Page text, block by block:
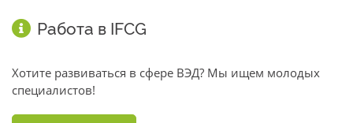
Работа в IFCG
Хотите развиваться в сфере ВЭД? Мы ищем молодых
специалистов!